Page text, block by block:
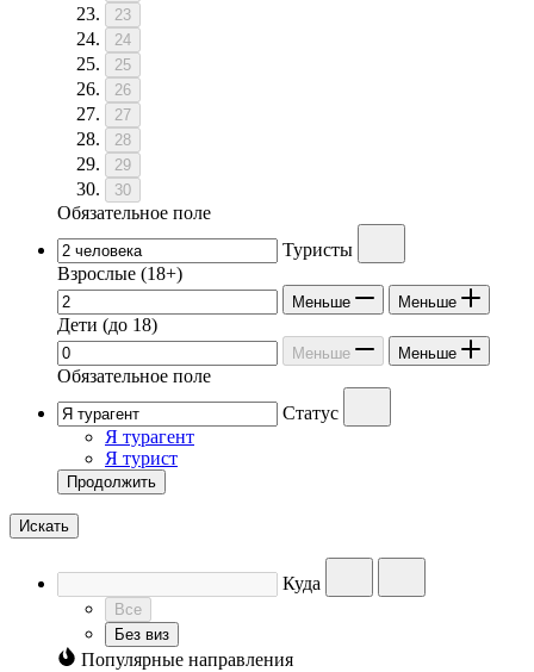
23
24
25
26
27
28
29
30
Обязательное поле
Туристы
Взрослые (18+)
Меньше Меньше
Дети (до 18)
Меньше Меньше
Обязательное поле
Статус
Я турагент
Я турист
Продолжить
Искать
Куда
Все
Без виз
Популярные направления